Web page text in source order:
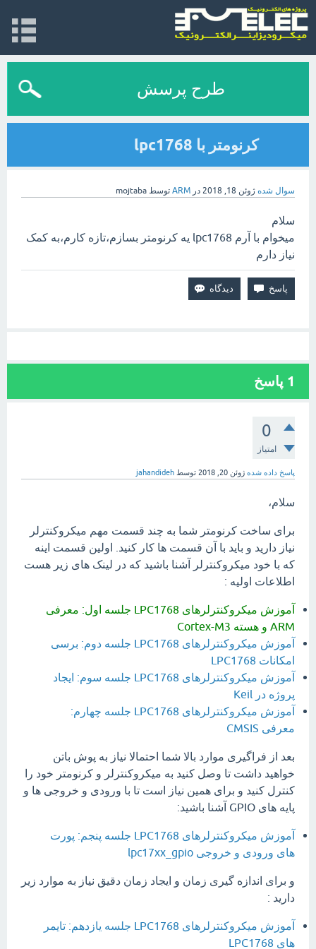
طرح پرسش
کرنومتر با lpc1768
سوال شده ژوئن 18, 2018 در ARM توسط mojtaba
سلام
میخوام با آرم lpc1768 یه کرنومتر بسازم،تازه کارم،به کمک
نیاز دارم
1 پاسخ
0
امتیاز
پاسخ داده شده ژوئن 20, 2018 توسط jahandideh
سلام،
برای ساخت کرنومتر شما به چند قسمت مهم میکروکنترلر
نیاز دارید و باید با آن قسمت ها کار کنید. اولین قسمت اینه
که با خود میکروکنترلر آشنا باشید که در لینک های زیر هست
اطلاعات اولیه :
آموزش میکروکنترلرهای LPC1768 جلسه اول: معرفی
ARM و هسته Cortex-M3
آموزش میکروکنترلرهای LPC1768 جلسه دوم: برسی
امکانات LPC1768
آموزش میکروکنترلرهای LPC1768 جلسه سوم: ایجاد
پروژه در Keil
آموزش میکروکنترلرهای LPC1768 جلسه چهارم:
معرفی CMSIS
بعد از فراگیری موارد بالا شما احتمالا نیاز به پوش باتن
خواهید داشت تا وصل کنید به میکروکنترلر و کرنومتر خود را
کنترل کنید و برای همین نیاز است تا با ورودی و خروجی ها و
پایه های GPIO آشنا باشید:
آموزش میکروکنترلرهای LPC1768 جلسه پنجم: پورت
های ورودی و خروجی lpc17xx_gpio
و برای اندازه گیری زمان و ایجاد زمان دقیق نیاز به موارد زیر
دارید :
آموزش میکروکنترلرهای LPC1768 جلسه یازدهم: تایمر
های LPC1768